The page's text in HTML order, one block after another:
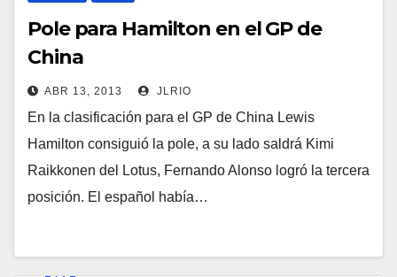
Pole para Hamilton en el GP de
China
ABR 13, 2013 JLRIO
En la clasificación para el GP de China Lewis
Hamilton consiguió la pole, a su lado saldrá Kimi
Raikkonen del Lotus, Fernando Alonso logró la tercera
posición. El español había…